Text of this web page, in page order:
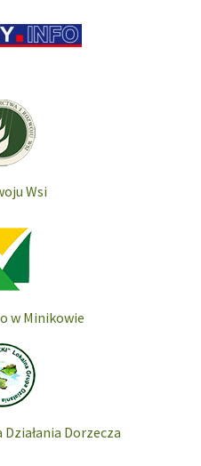
Wsi
w Minikowie
Dorzecza